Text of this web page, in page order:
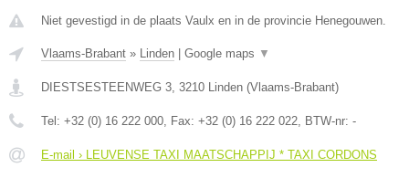
Niet gevestigd in de plaats Vaulx en in de provincie Henegouwen.
Vlaams-Brabant » Linden Google maps ▼
DIESTSESTEENWEG 3, 3210 Linden (Vlaams-Brabant)
Tel: +32 (0) 16 222 000, Fax: +32 (0) 16 222 022, BTW-nr: -
E-mail › LEUVENSE TAXI MAATSCHAPPIJ * TAXI CORDONS